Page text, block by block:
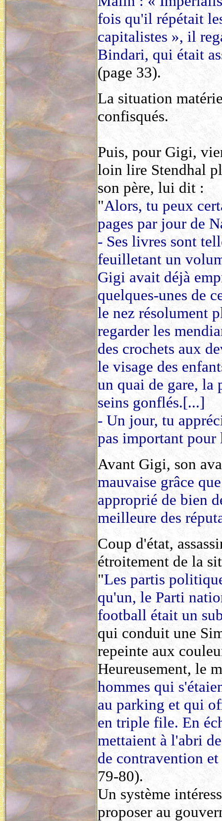
fois qu'il répétait
capitalistes », il
Bindari, qui était
(page 33).
La situation
confisqués.
Puis, pour Gigi,
loin lire Stendhal
son père, lui dit :
"Alors, tu peux
pages par jour de
- Ses livres sont
feuilletant un
Gigi avait déjà
quelques-unes de
le nez résolument
regarder les
des crochets aux
le visage des
un quai de gare, la
seins gonflés.[...]
- Un jour, tu
pas important pour
Avant Gigi, son
mauvaise grâce
approprié de bien
meilleure des
Coup d'état,
étroitement de la
"Les partis
qu'un, le Parti
football était un
qui conduit une
repeinte aux
Heureusement, le
hommes qui
au parking et qui
en triple file. En
mettaient à l'abri
de contravention
79-80).
Un système
proposer au